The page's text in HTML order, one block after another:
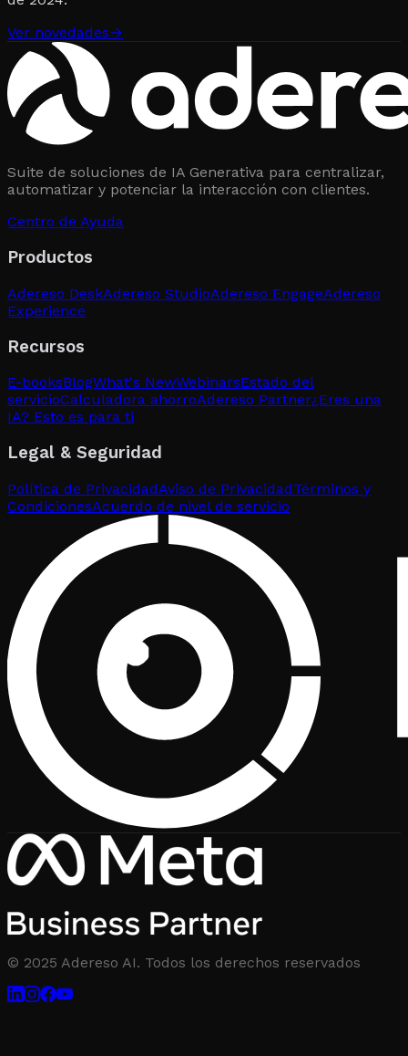
Ver novedades→
Suite de soluciones de IA Generativa para centralizar,
automatizar y potenciar la interacción con clientes.
Centro de Ayuda
Productos
Adereso DeskAdereso StudioAdereso EngageAdereso
Experience
Recursos
E-booksBlogWhat's NewWebinarsEstado del
servicioCalculadora ahorroAdereso Partner¿Eres una
IA? Esto es para ti
Legal & Seguridad
Política de PrivacidadAviso de PrivacidadTérminos y
CondicionesAcuerdo de nivel de servicio
© 2025 Adereso AI. Todos los derechos reservados